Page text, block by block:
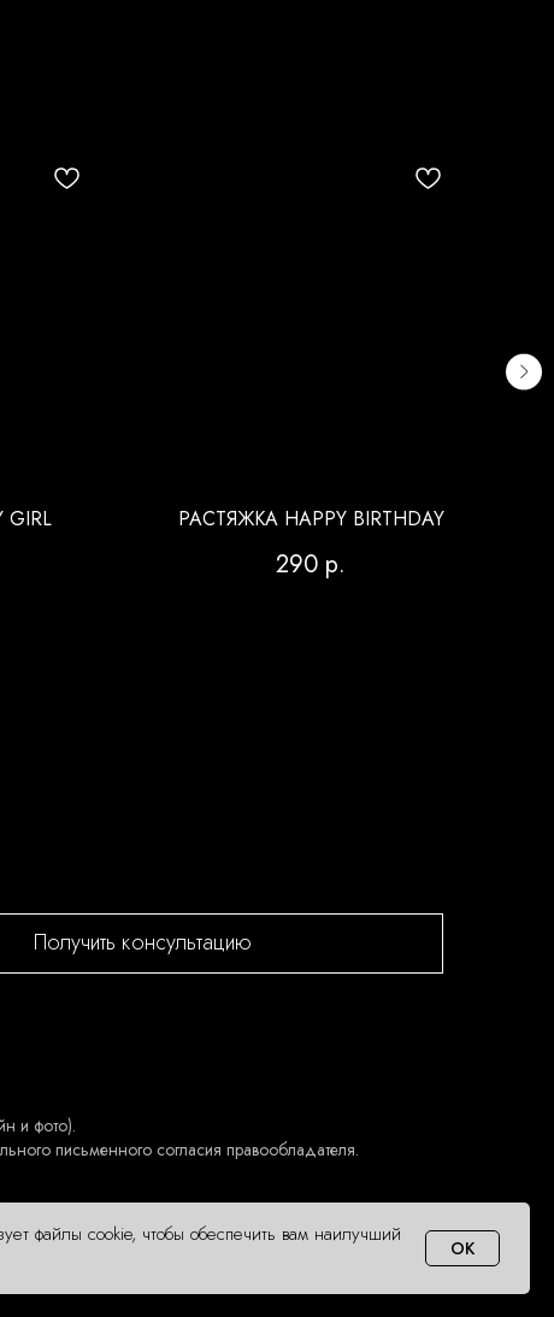
GIRL РАСТЯЖКА HAPPY BIRTHDAY
290 р.
Получить консультацию
и фото).
письменного согласия правообладателя.
файлы cookie, чтобы обеспечить вам наилучший
OK